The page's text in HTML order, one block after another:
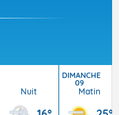
Nuit
DIMANCHE
09
Matin